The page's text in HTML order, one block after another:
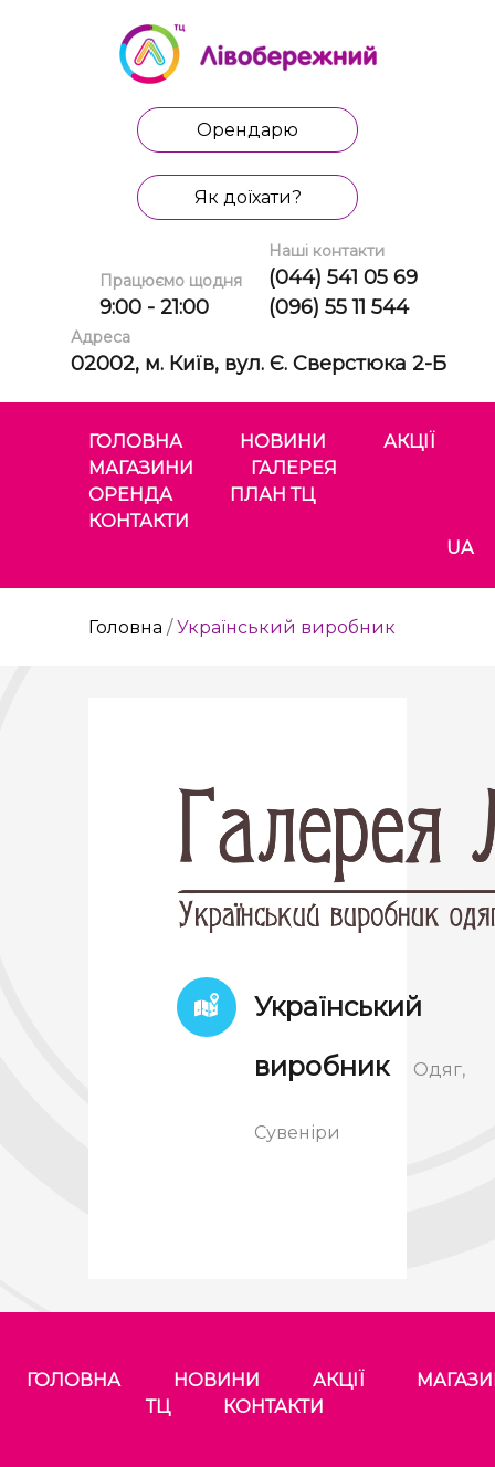
Орендарю
Як доїхати?
Працюємо щодня
9:00 - 21:00
Наші контакти
(044) 541 05 69
(096) 55 11 544
Адреса
02002, м. Київ, вул. Є. Сверстюка 2-Б
ГОЛОВНА НОВИНИ
АКЦІЇ
МАГАЗИНИ
ГАЛЕРЕЯ
ОРЕНДА
ПЛАН ТЦ
КОНТАКТИ
UA
Головна /Український виробник
Український
виробник
Одяг,
Сувеніри
ГОЛОВНА НОВИНИ АКЦІЇ
ТЦ
КОНТАКТИ